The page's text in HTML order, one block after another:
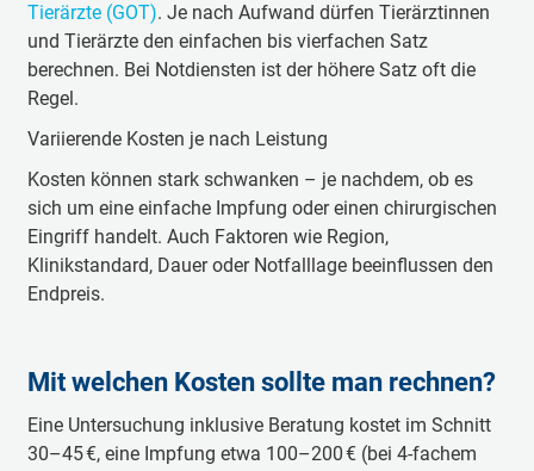
Tierärzte (GOT). Je nach Aufwand dürfen Tierärztinnen
und Tierärzte den einfachen bis vierfachen Satz
berechnen. Bei Notdiensten ist der höhere Satz oft die
Regel.
Variierende Kosten je nach Leistung
Kosten können stark schwanken – je nachdem, ob es
sich um eine einfache Impfung oder einen chirurgischen
Eingriff handelt. Auch Faktoren wie Region,
Klinikstandard, Dauer oder Notfalllage beeinflussen den
Endpreis.
Mit welchen Kosten sollte man rechnen?
Eine Untersuchung inklusive Beratung kostet im Schnitt
30–45 €, eine Impfung etwa 100–200 € (bei 4-fachem